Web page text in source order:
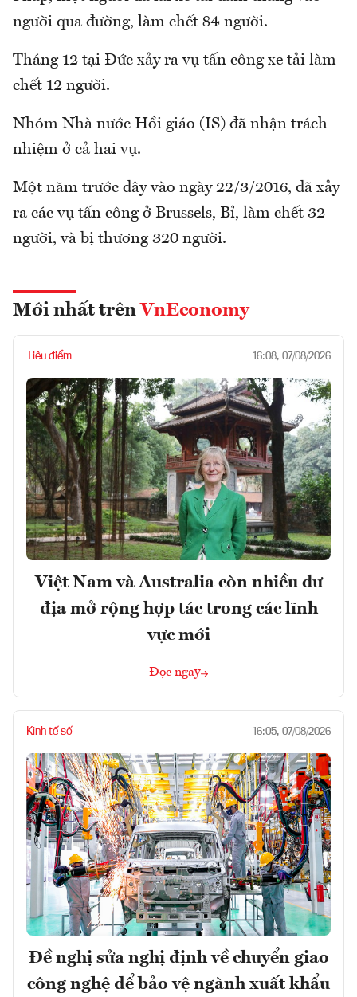
người qua đường, làm chết 84 người.
Tháng 12 tại Đức xảy ra vụ tấn công xe tải làm
chết 12 người.
Nhóm Nhà nước Hồi giáo (IS) đã nhận trách
nhiệm ở cả hai vụ.
Một năm trước đây vào ngày 22/3/2016, đã xảy
ra các vụ tấn công ở Brussels, Bỉ, làm chết 32
người, và bị thương 320 người.
Mới nhất trên VnEconomy
Tiêu điểm 16:08, 07/08/2026
Việt Nam và Australia còn nhiều dư
địa mở rộng hợp tác trong các lĩnh
vực mới
Đọc ngay
Kinh tế số 16:05, 07/08/2026
Đề nghị sửa nghị định về chuyển giao
công nghệ để bảo vệ ngành xuất khẩu